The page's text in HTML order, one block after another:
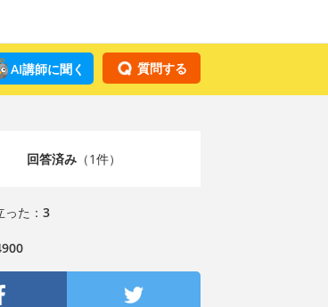
質問する
AI講師に聞く
回答済み（1件）
た： 3